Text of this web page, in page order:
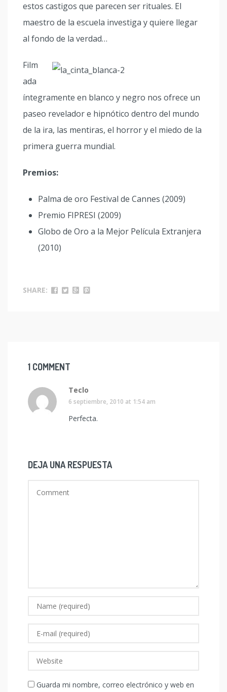
estos castigos que parecen ser rituales. El
maestro de la escuela investiga y quiere llegar
al fondo de la verdad…
Film
ada
íntegramente en blanco y negro nos ofrece un
paseo revelador e hipnótico dentro del mundo
de la ira, las mentiras, el horror y el miedo de la
primera guerra mundial.
Premios:
Palma de oro Festival de Cannes (2009)
Premio FIPRESI (2009)
Globo de Oro a la Mejor Película Extranjera
(2010)
SHARE:
1 COMMENT
Teclo
6 septiembre, 2010 at 1:54 am
Perfecta.
DEJA UNA RESPUESTA
Guarda mi nombre, correo electrónico y web en